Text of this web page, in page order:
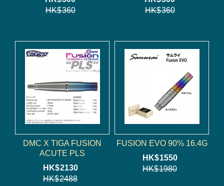
HK$360
HK$360
DMC X TIGA FUSION
ACUTE PLS
HK$2130
HK$2488
FUSION EVO 90% 16.4G
HK$1550
HK$1980